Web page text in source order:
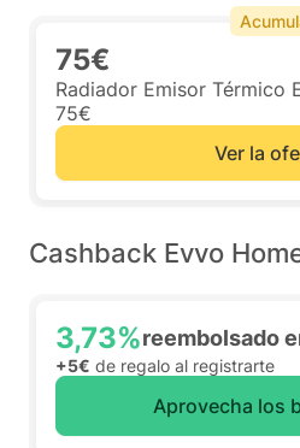
75€
Radiador Emisor Térmico
75€
Ver la
Cashback Evvo
3,73%reembolsado
+5€ de regalo al registrarte
Aprovecha los